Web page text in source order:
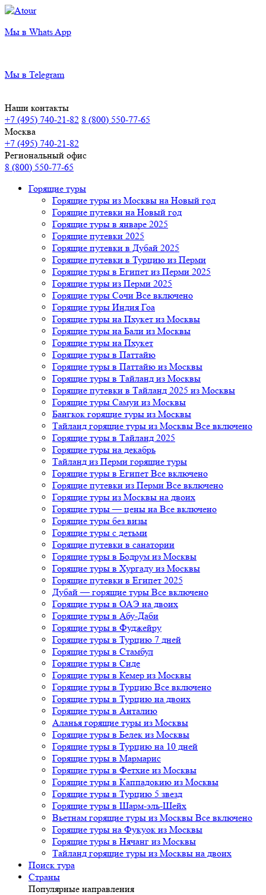
Мы в Whats App
Мы в Telegram
Наши контакты
+7 (495) 740-21-82 8 (800) 550-77-65
Москва
+7 (495) 740-21-82
Региональный офис
8 (800) 550-77-65
Горящие туры
Горящие туры из Москвы на Новый год
Горящие путевки на Новый год
Горящие туры в январе 2025
Горящие путевки 2025
Горящие путевки в Дубай 2025
Горящие путевки в Турцию из Перми
Горящие туры в Египет из Перми 2025
Горящие туры из Перми 2025
Горящие туры Сочи Все включено
Горящие туры Индия Гоа
Горящие туры на Пхукет из Москвы
Горящие туры на Бали из Москвы
Горящие туры на Пхукет
Горящие туры в Паттайю
Горящие туры в Паттайю из Москвы
Горящие туры в Тайланд из Москвы
Горящие путевки в Тайланд 2025 из Москвы
Горящие туры Самуи из Москвы
Бангкок горящие туры из Москвы
Тайланд горящие туры из Москвы Все включено
Горящие туры в Тайланд 2025
Горящие туры на декабрь
Тайланд из Перми горящие туры
Горящие туры в Египет Все включено
Горящие путевки из Перми Все включено
Горящие туры из Москвы на двоих
Горящие туры — цены на Все включено
Горящие туры без визы
Горящие туры с детьми
Горящие путевки в санатории
Горящие туры в Бодрум из Москвы
Горящие туры в Хургаду из Москвы
Горящие путевки в Египет 2025
Дубай — горящие туры Все включено
Горящие туры в ОАЭ на двоих
Горящие туры в Абу-Даби
Горящие туры в Фуджейру
Горящие туры в Турцию 7 дней
Горящие туры в Стамбул
Горящие туры в Сиде
Горящие туры в Кемер из Москвы
Горящие туры в Турцию Все включено
Горящие туры в Турцию на двоих
Горящие туры в Анталию
Аланья горящие туры из Москвы
Горящие туры в Белек из Москвы
Горящие туры в Турцию на 10 дней
Горящие туры в Мармарис
Горящие туры в Фетхие из Москвы
Горящие туры в Каппадокию из Москвы
Горящие туры в Турцию 5 звезд
Горящие туры в Шарм-эль-Шейх
Вьетнам горящие туры из Москвы Все включено
Горящие туры на Фукуок из Москвы
Горящие туры в Нячанг из Москвы
Тайланд горящие туры из Москвы на двоих
Поиск тура
Страны
Популярные направления